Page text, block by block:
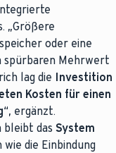
„Größere
oder eine
spürbaren Mehrwert
lag die Investition
Kosten für einen
“, ergänzt.
bleibt das System
die Einbindung